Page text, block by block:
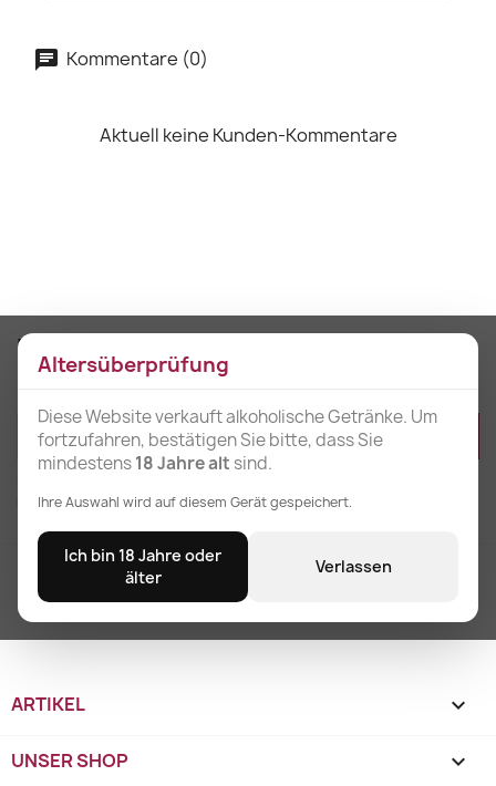
Kommentare (0)
Aktuell keine Kunden-Kommentare
Altersüberprüfung
Diese Website verkauft alkoholische Getränke. Um
fortzufahren, bestätigen Sie bitte, dass Sie
mindestens18 Jahre alt sind.
Ihre Auswahl wird auf diesem Gerät gespeichert.
Ich bin 18 Jahre oder
älter
Verlassen
Erhalten Sie unsere Neuigkeiten und
Sonderangebote
Kontaktinformationen finden Sie u. a. in der Datenschutzerklärung.
Kostenloser Versand
für Bestellungen über 3 Einheiten
ARTIKEL 
UNSER SHOP 